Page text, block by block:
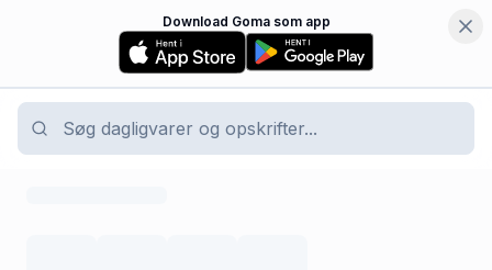
Download Goma som app